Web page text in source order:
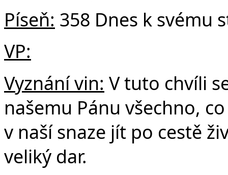
Píseň: 358 Dnes k svému
VP:
Vyznání vin: V tuto chvíli
našemu Pánu všechno,
v naší snaze jít po cestě
veliký dar.